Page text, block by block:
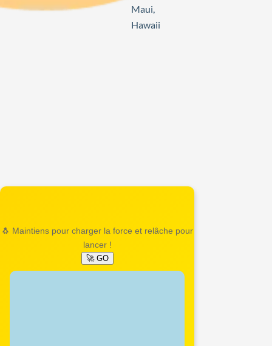
Maui,
Hawaii
🐧 Maintiens pour charger la force et relâche pour
lancer !
🚀 GO